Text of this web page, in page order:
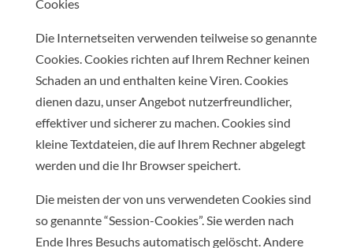
Cookies
Die Internetseiten verwenden teilweise so genannte
Cookies. Cookies richten auf Ihrem Rechner keinen
Schaden an und enthalten keine Viren. Cookies
dienen dazu, unser Angebot nutzerfreundlicher,
effektiver und sicherer zu machen. Cookies sind
kleine Textdateien, die auf Ihrem Rechner abgelegt
werden und die Ihr Browser speichert.
Die meisten der von uns verwendeten Cookies sind
so genannte “Session-Cookies”. Sie werden nach
Ende Ihres Besuchs automatisch gelöscht. Andere